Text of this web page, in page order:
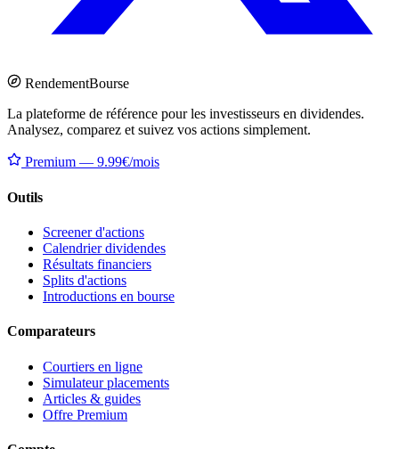
RendementBourse
La plateforme de référence pour les investisseurs en dividendes.
Analysez, comparez et suivez vos actions simplement.
Premium — 9.99€/mois
Outils
Screener d'actions
Calendrier dividendes
Résultats financiers
Splits d'actions
Introductions en bourse
Comparateurs
Courtiers en ligne
Simulateur placements
Articles & guides
Offre Premium